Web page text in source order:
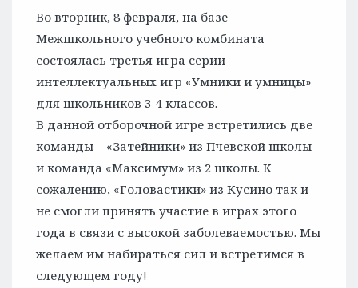
Во вторник, 8 февраля, на базе
Межшкольного учебного комбината
состоялась третья игра серии
интеллектуальных игр «Умники и умницы»
для школьников 3-4 классов.
В данной отборочной игре встретились две
команды – «Затейники» из Пчевской школы
и команда «Максимум» из 2 школы. К
сожалению, «Головастики» из Кусино так и
не смогли принять участие в играх этого
года в связи с высокой заболеваемостью. Мы
желаем им набираться сил и встретимся в
следующем году!